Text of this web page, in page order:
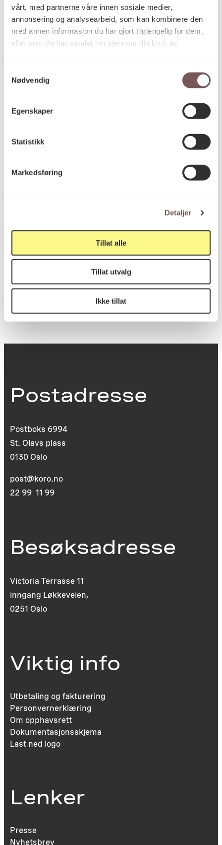
vårt, med partnerne våre innen sosiale medier,
annonsering og analysearbeid, som kan kombinere den
med annen informasjon du har gjort tilgjengelig for dem,
eller som de har samlet inn gjennom din bruk av
Nødvendig
Egenskaper
Statistikk
Markedsføring
Detaljer
Tillat alle
Tillat utvalg
Ikke tillat
Re:forest er først og fremst et visuelt verk, men det
virker også inn på luktesansen og akustikken. Verket
påvirker dermed opplevelsen av stedet også før man
ser det – som et forvarsel om noe.
Kunstnere
Teknikk og
Planter montert på en vegg
Reference KORO.007063
Postadresse
Postboks 6994
St. Olavs plass
0130 Oslo
post@koro.no
22 99 11 99
Besøksadresse
Victoria Terrasse 11
inngang Løkkeveien,
0251 Oslo
Viktig info
Utbetaling og fakturering
Personvernerklæring
Om opphavsrett
Dokumentasjonsskjema
Last ned logo
Lenker
Presse
Nyhetsbrev